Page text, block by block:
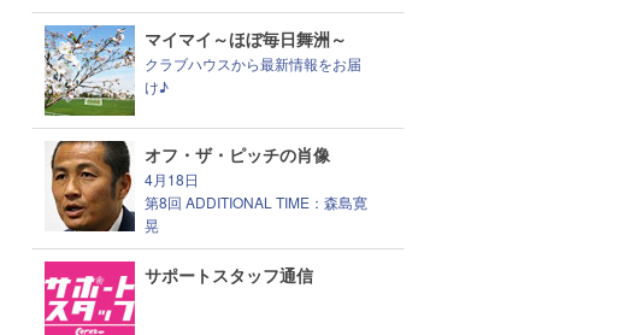
マイマイ～ほぼ毎日舞洲～
クラブハウスから最新情報をお届
け♪
オフ・ザ・ピッチの肖像
4月18日
第8回 ADDITIONAL TIME：森島寛
晃
サポートスタッフ通信